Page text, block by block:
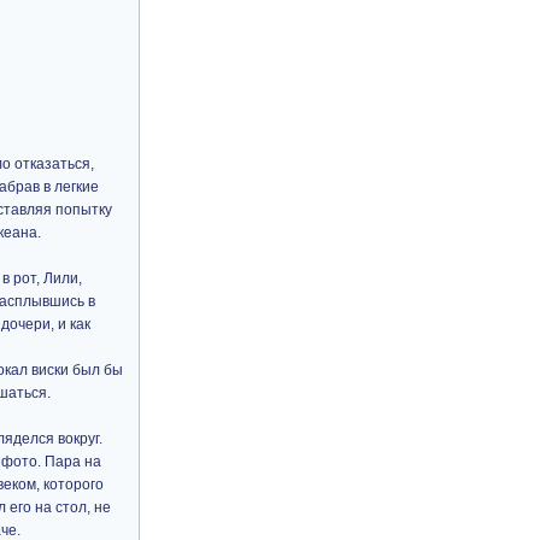
отказаться,
в легкие
попытку
рот, Лили,
в
и как
виски был бы
вокруг.
фото. Пара на
которого
на стол, не